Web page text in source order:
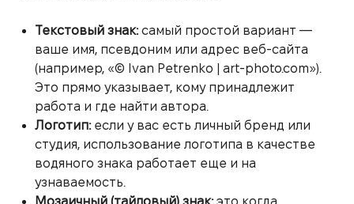
Текстовый знак:самый простой вариант —
ваше имя, псевдоним или адрес веб-сайта
(например, «© Ivan Petrenko | art-photo.com»).
Это прямо указывает, кому принадлежит
работа и где найти автора.
Логотип:если у вас есть личный бренд или
студия, использование логотипа в качестве
водяного знака работает еще и на
узнаваемость.
Мозаичный (тайловый) знак:это когда